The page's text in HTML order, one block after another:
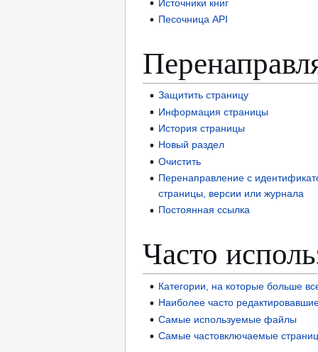
Источники книг
Песочница API
Защитить страницу
Информация страницы
История страницы
Новый раздел
Очистить
Перенаправление с
страницы, версии или журнала
Постоянная ссылка
Часто
Категории, на которые больше
Наиболее часто
Самые используемые файлы
Самые частовключаемые